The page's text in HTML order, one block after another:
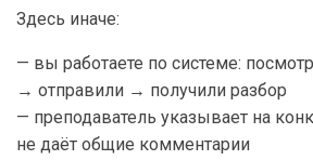
Здесь иначе:
— вы работаете по системе:
→ отправили → получили разбор
— преподаватель указывает на
не даёт общие комментарии